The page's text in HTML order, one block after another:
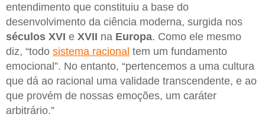
entendimento que constituiu a base do
desenvolvimento da ciência moderna, surgida nos
séculos XVI e XVII na Europa. Como ele mesmo
diz, “todo sistema racional tem um fundamento
emocional”. No entanto, “pertencemos a uma cultura
que dá ao racional uma validade transcendente, e ao
que provém de nossas emoções, um caráter
arbitrário.”